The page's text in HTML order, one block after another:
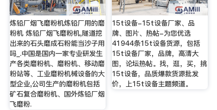
炼铅厂烟飞磨粉机炼铅厂用的磨
粉机 炼铅厂烟飞磨粉机,隧道挖
出来的石头磨成石粉能当沙子用
吗_.中国是国内一家专业研发生
产各类磨粉机、磨粉机、移动磨
粉站等、工业磨粉机械设备的大
型企业,公司生产的磨粉机包括
矿石复合磨粉机、国外炼铅厂烟
飞磨粉.
15t设备-15t设备厂家、品
牌、图片、热帖-为您优选
41944条15t设备货源，包括
15t设备厂家，品牌，高清大
图，论坛热帖。找，逛，买，挑
15t设备，品质爆款货源批发
价，上15t设备主题频道。